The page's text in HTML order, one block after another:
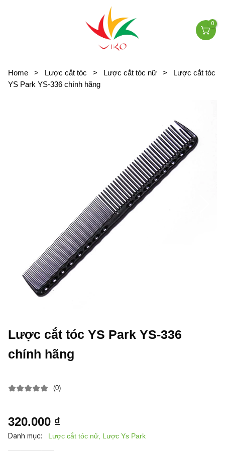
0
Home > Lược cắt tóc > Lược cắt tóc nữ >
Lược cắt tóc
YS Park YS-336 chính hãng
Lược cắt tóc YS Park YS-336
chính hãng
(0)
320.000 ₫
Danh mục: Lược cắt tóc nữ, Lược Ys Park